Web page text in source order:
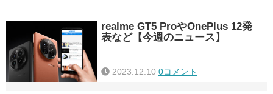
realme GT5 ProやOnePlus 12発
表など【今週のニュース】
2023.12.10 0コメント